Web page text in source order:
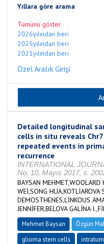
Yıllara göre arama
Tümünü göster
2026yılından beri
2025yılından beri
2021yılından beri
Özel Aralık Girişi
Detailed longitudinal
cells in situ reveals
repeated events in
recurrence
INTERNATIONAL
No. 10, Mayıs 2017, s.
BAYSAN MEHMET,WOOLARD
WEİ,SONG HUA,KOTLİAROVA
DEMOSTHENES,LİNKOUS
JENNİFER,BELOVA GALİNA
Mehmet Baysan Özgün
glioma stem cells